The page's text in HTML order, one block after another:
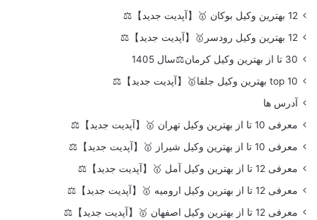
12 بهترین وکیل بوکان 🥇【آپدیت جدید】⚖️
12 بهترین وکیل رودسر🥇【آپدیت جدید】⚖️
30 تا از بهترین وکیل کرمان⚖️سال 1405
top 10 بهترین وکیل جلفا🥇【آپدیت جدید】⚖️
آدرس ها
معرفی 10 تا از بهترین وکیل تهران 🥇【آپدیت جدید】⚖️
معرفی 10 تا از بهترین وکیل شیراز 🥇【آپدیت جدید】⚖️
معرفی 12 تا از بهترین وکیل آمل 🥇【آپدیت جدید】⚖️
معرفی 12 تا از بهترین وکیل ارومیه 🥇【آپدیت جدید】⚖️
معرفی 12 تا از بهترین وکیل اصفهان 🥇【آپدیت جدید】⚖️